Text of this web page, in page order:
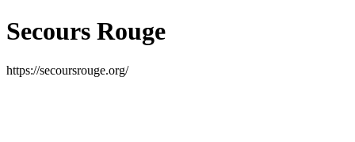
Secours Rouge
https://secoursrouge.org/